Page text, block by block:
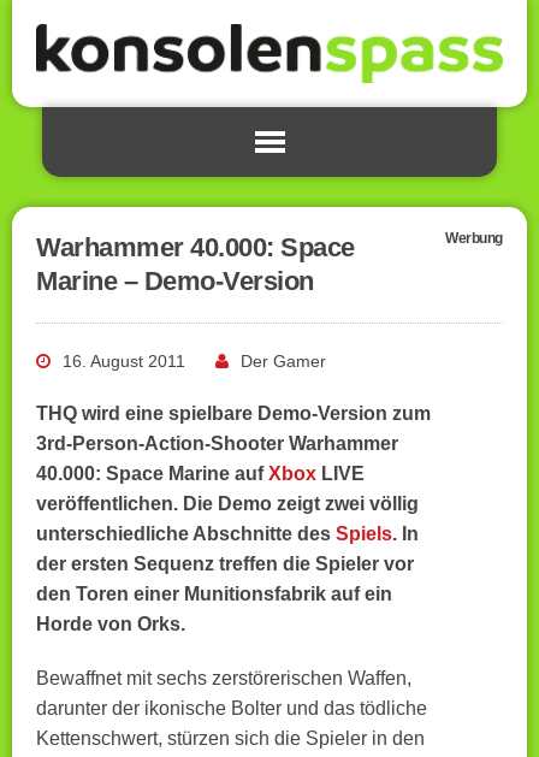
Warhammer 40.000: Space
Marine – Demo-Version
Werbung
16. August 2011 Der Gamer
THQ wird eine spielbare Demo-Version zum
3rd-Person-Action-Shooter Warhammer
40.000: Space Marine aufXbox LIVE
veröffentlichen. Die Demo zeigt zwei völlig
unterschiedliche Abschnitte des Spiels. In
der ersten Sequenz treffen die Spieler vor
den Toren einer Munitionsfabrik auf ein
Horde von Orks.
Bewaffnet mit sechs zerstörerischen Waffen,
darunter der ikonische Bolter und das tödliche
Kettenschwert, stürzen sich die Spieler in den